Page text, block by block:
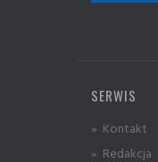
SERWIS
» Kontakt
» Redakcja